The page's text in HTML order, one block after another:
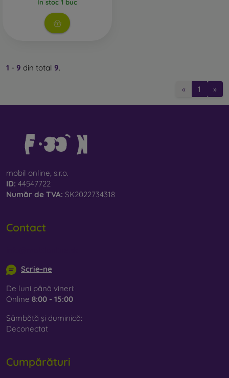
În stoc 1 buc
1 - 9 din total 9.
« 1 »
mobil online, s.r.o.
ID: 44547722
Număr de TVA: SK2022734318
Contact
Scrie-ne
De luni până vineri:
Online 8:00 - 15:00
Sâmbătă și duminică:
Deconectat
Cumpărături